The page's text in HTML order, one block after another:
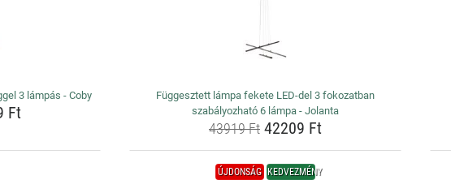
3 lámpás - Coby
Ft
Függesztett lámpa fekete LED-del 3 fokozatban
szabályozható 6 lámpa - Jolanta
43919 Ft42209 Ft
ÚJDONSÁG KEDVEZMÉNY